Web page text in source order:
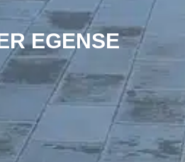
EGENSE